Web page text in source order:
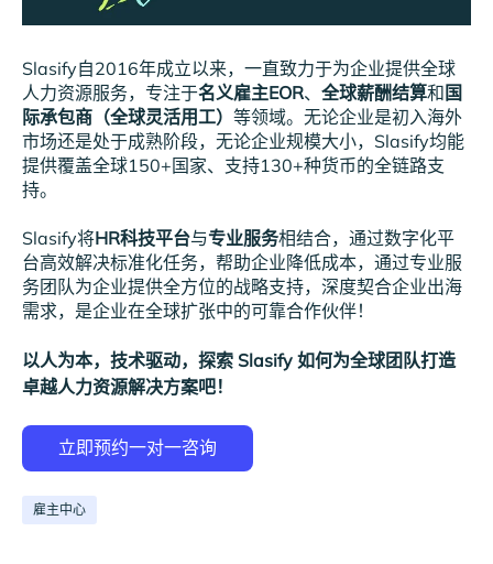
Slasify自2016年成立以来，一直致力于为企业提供全球
人力资源服务，专注于名义雇主EOR、 全球薪酬结算和国
际承包商（全球灵活用工） 等领域。无论企业是初入海外
市场还是处于成熟阶段，无论企业规模大小，Slasify均能
提供覆盖全球150+国家、支持130+种货币的全链路支
持。
Slasify将HR科技平台与专业服务相结合，通过数字化平
台高效解决标准化任务，帮助企业降低成本，通过专业服
务团队为企业提供全方位的战略支持，深度契合企业出海
需求，是企业在全球扩张中的可靠合作伙伴！
以人为本，技术驱动，探索 Slasify 如何为全球团队打造
卓越人力资源解决方案吧！
雇主中心